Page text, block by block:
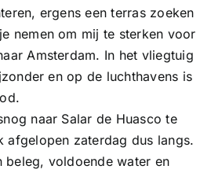
ergens een terras zoeken
nemen om mij te sterken voor
Amsterdam. In het vliegtuig
en op de luchthavens is
naar Salar de Huasco te
afgelopen zaterdag dus langs.
beleg, voldoende water en